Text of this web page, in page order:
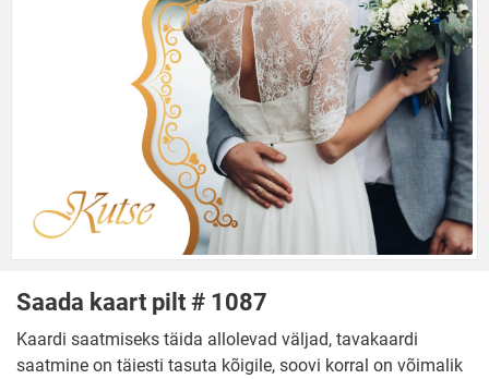
Saada kaart pilt # 1087
Kaardi saatmiseks täida allolevad väljad, tavakaardi
saatmine on täiesti tasuta kõigile, soovi korral on võimalik